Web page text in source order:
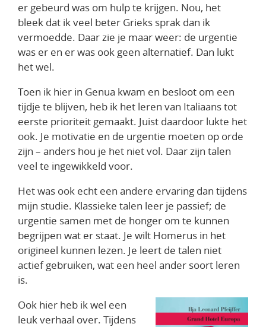
er gebeurd was om hulp te krijgen. Nou, het
bleek dat ik veel beter Grieks sprak dan ik
vermoedde. Daar zie je maar weer: de urgentie
was er en er was ook geen alternatief. Dan lukt
het wel.
Toen ik hier in Genua kwam en besloot om een
tijdje te blijven, heb ik het leren van Italiaans tot
eerste prioriteit gemaakt. Juist daardoor lukte het
ook. Je motivatie en de urgentie moeten op orde
zijn – anders hou je het niet vol. Daar zijn talen
veel te ingewikkeld voor.
Het was ook echt een andere ervaring dan tijdens
mijn studie. Klassieke talen leer je passief; de
urgentie samen met de honger om te kunnen
begrijpen wat er staat. Je wilt Homerus in het
origineel kunnen lezen. Je leert de talen niet
actief gebruiken, wat een heel ander soort leren
is.
Ook hier heb ik wel een
leuk verhaal over. Tijdens